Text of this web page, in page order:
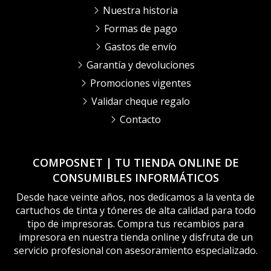
COMPOSNET | TU TIENDA ONLINE DE
CONSUMIBLES INFORMÁTICOS
Desde hace veinte años, nos dedicamos a la venta de
cartuchos de tinta y tóneres de alta calidad para todo
tipo de impresoras. Compra tus recambios para
impresora en nuestra tienda online y disfruta de un
servicio profesional con asesoramiento especializado.
Nuestra historia
Formas de pago
Gastos de envío
Garantía y devoluciones
Promociones vigentes
Validar cheque regalo
Contacto